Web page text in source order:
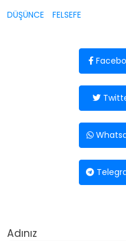
DÜŞÜNCE FELSEFE
Adınız